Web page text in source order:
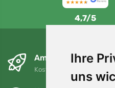
Ihre
uns
4,7/5
Am nächsten Tag
Kostenloser Versand für